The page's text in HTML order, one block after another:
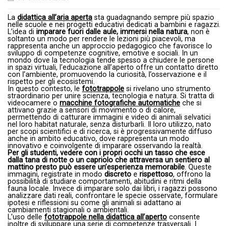
La didattica all’aria aperta sta guadagnando sempre più spazio
nelle scuole e nei progetti educativi dedicati a bambini e ragazzi.
L’idea di imparare fuori dalle aule, immersi nella natura, non è
soltanto un modo per rendere le lezioni più piacevoli, ma
rappresenta anche un approccio pedagogico che favorisce lo
sviluppo di competenze cognitive, emotive e sociali. In un
mondo dove la tecnologia tende spesso a chiudere le persone
in spazi virtuali, l’educazione all’aperto offre un contatto diretto
con l’ambiente, promuovendo la curiosità, l’osservazione e il
rispetto per gli ecosistemi.
In questo contesto, le fototrappole si rivelano uno strumento
straordinario per unire scienza, tecnologia e natura. Si tratta di
videocamere o macchine fotografiche automatiche che si
attivano grazie a sensori di movimento o di calore,
permettendo di catturare immagini e video di animali selvatici
nel loro habitat naturale, senza disturbarli. Il loro utilizzo, nato
per scopi scientifici e di ricerca, si è progressivamente diffuso
anche in ambito educativo, dove rappresenta un modo
innovativo e coinvolgente di imparare osservando la realtà.
Per gli studenti, vedere con i propri occhi un tasso che esce
dalla tana di notte o un capriolo che attraversa un sentiero al
mattino presto può essere un’esperienza memorabile. Queste
immagini, registrate in modo discreto e rispettoso, offrono la
possibilità di studiare comportamenti, abitudini e ritmi della
fauna locale. Invece di imparare solo dai libri, i ragazzi possono
analizzare dati reali, confrontare le specie osservate, formulare
ipotesi e riflessioni su come gli animali si adattano ai
cambiamenti stagionali o ambientali.
L’uso delle fototrappole nella didattica all’aperto consente
inoltre di sviluppare una serie di competenze trasversali. I